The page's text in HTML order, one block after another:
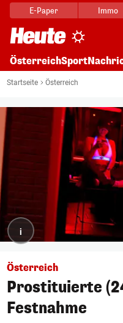
E-Paper Immo
ÖsterreichSport
Startseite Österreich
i
Österreich
Prostituierte
Festnahme